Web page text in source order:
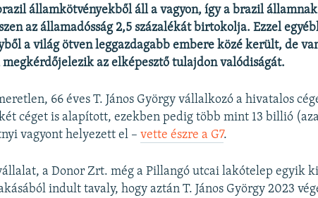
államkötvényekből áll a vagyon, így a brazil
az államadósság 2,5 százalékát birtokolja. Ezzel
a világ ötven leggazdagabb embere közé került, de
az elképesztő tulajdon valódiságát.
66 éves T. János György vállalkozó a hivatalos
céget is alapított, ezekben pedig több mint 13 billió
vagyont helyezett el –vette észre a G7.
a Donor Zrt. még a Pillangó utcai lakótelep egyik
indult tavaly, hogy aztán T. János György 2023